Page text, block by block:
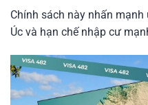
Chính sách này nhấn
Úc và hạn chế nhập cư